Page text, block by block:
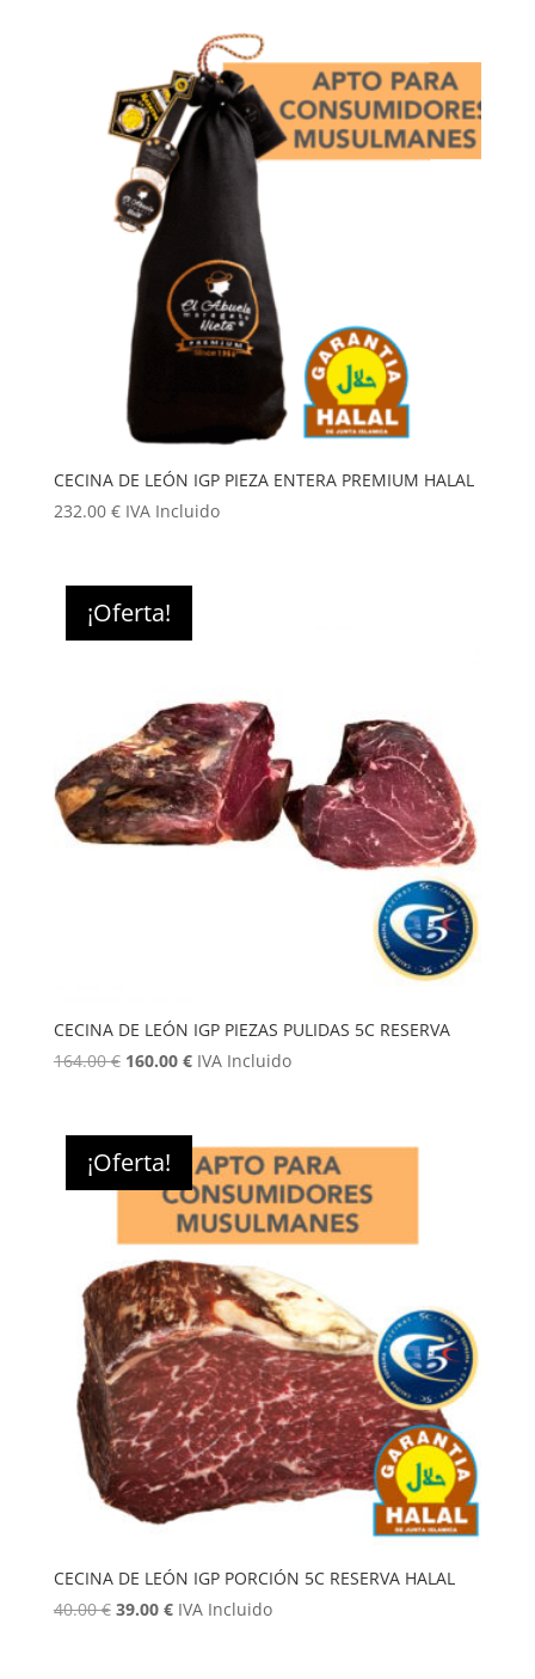
CECINA DE LEÓN IGP PIEZA ENTERA PREMIUM HALAL
232.00 € IVA Incluido
¡Oferta!
CECINA DE LEÓN IGP PIEZAS PULIDAS 5C RESERVA
164.00€ El
era:
164.00 €.
160.00 €El
es:
160.00 €.
IVA Incluido
¡Oferta!
CECINA DE LEÓN IGP PORCIÓN 5C RESERVA HALAL
40.00€ El
39.00 €ElIVA Incluido